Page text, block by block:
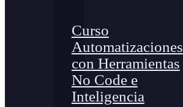
Curso
Automatizaciones
con Herramientas
No Code e
Inteligencia